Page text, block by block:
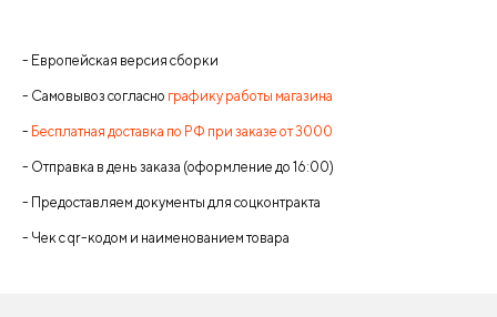
- Европейская версия сборки
- Самовывоз согласно графику работы магазина
- Бесплатная доставка по РФ при заказе от 3000
- Отправка в день заказа (оформление до 16:00)
- Предоставляем документы для соцконтракта
- Чек с qr-кодом и наименованием товара